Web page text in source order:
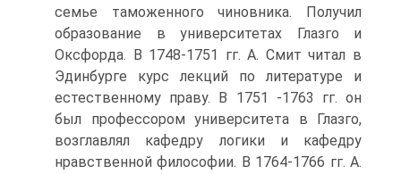
семье таможенного чиновника. Получил
образование в университетах Глазго и
Оксфорда. В 1748-1751 гг. А. Смит читал в
Эдинбурге курс лекций по литературе и
естественному праву. В 1751 -1763 гг. он
был профессором университета в Глазго,
возглавлял кафедру логики и кафедру
нравственной философии. В 1764-1766 гг. А.